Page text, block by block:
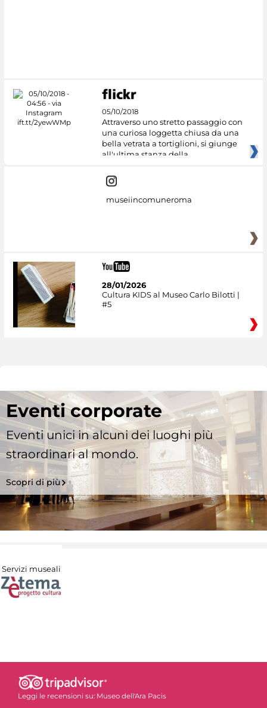
05/10/2018
Attraverso uno stretto passaggio con
una curiosa loggetta chiusa da una
bella vetrata a tortiglioni, si giunge
all'ultima stanza della
museiincomuneroma
28/01/2026
Cultura KIDS al Museo Carlo Bilotti |
#5
Eventi corporate
Eventi unici in alcuni dei luoghi più
straordinari al mondo.
Scopri di più
Servizi museali
Leggi le recensioni su: Museo dell'Ara Pacis